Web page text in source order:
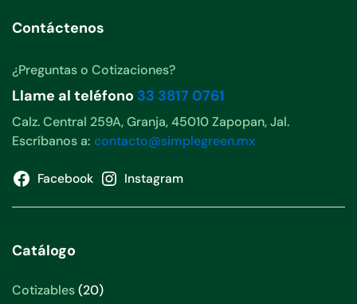
Contáctenos
¿Preguntas o Cotizaciones?
Llame al teléfono 33 3817 0761
Calz. Central 259A, Granja, 45010 Zapopan, Jal.
Escríbanos a: contacto@simplegreen.mx
Facebook Instagram
Catálogo
Cotizables 2020